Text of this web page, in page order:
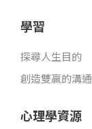
學習
探尋人生目的
創造雙贏的溝通
心理學資源